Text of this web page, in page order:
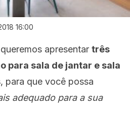
16:00
queremos apresentar três
para sala de jantar e sala
, para que você possa
adequado para a sua